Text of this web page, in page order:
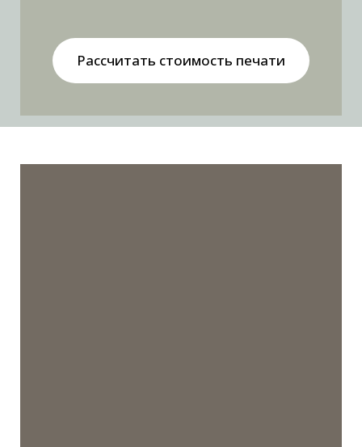
Рассчитать стоимость печати